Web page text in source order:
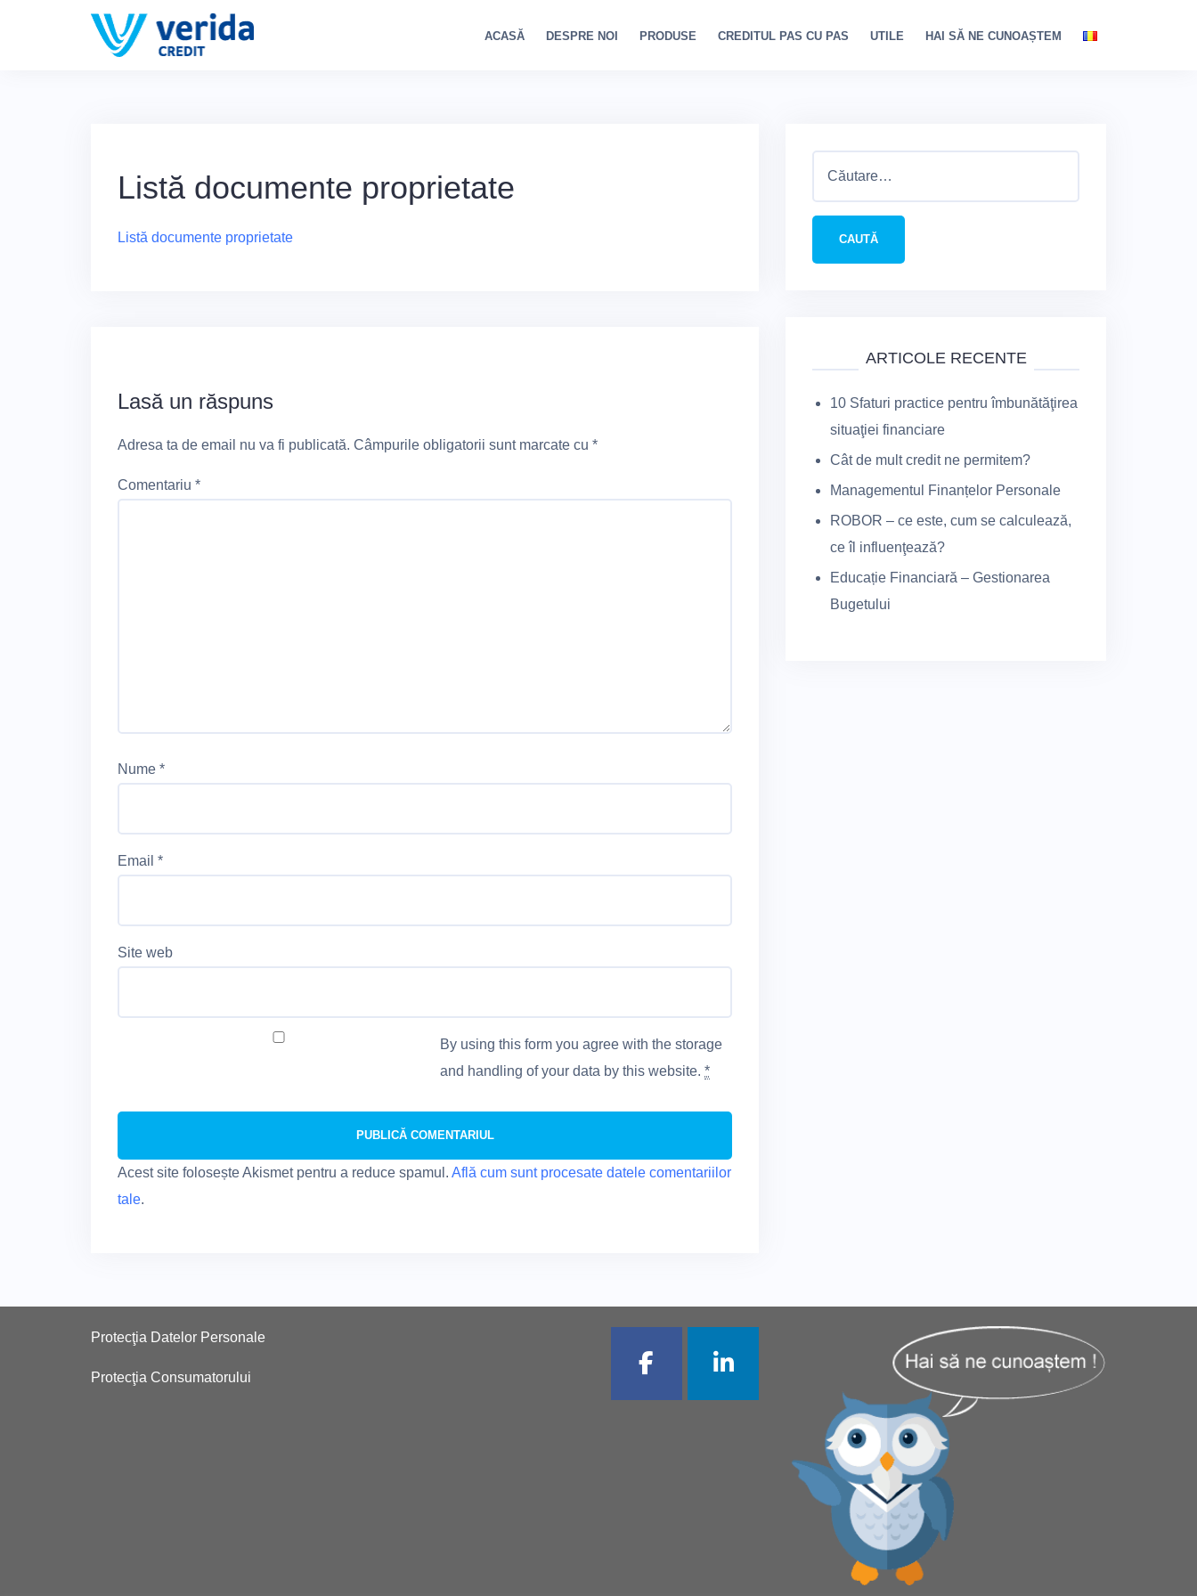
ACASĂ DESPRE NOI PRODUSE CREDITUL PAS CU PAS UTILE HAI SĂ NE CUNOAȘTEM
Listă documente proprietate
Listă documente proprietate
Lasă un răspuns
Adresa ta de email nu va fi publicată. Câmpurile obligatorii sunt marcate cu *
Comentariu *
Nume *
Email *
Site web
By using this form you agree with the storage
and handling of your data by this website.*
Acest site folosește Akismet pentru a reduce spamul. Află cum sunt procesate datele comentariilor
tale.
ARTICOLE RECENTE
10 Sfaturi practice pentru îmbunătăţirea
situaţiei financiare
Cât de mult credit ne permitem?
Managementul Finanțelor Personale
ROBOR – ce este, cum se calculează,
ce îl influenţează?
Educație Financiară – Gestionarea
Bugetului
Protecţia Datelor Personale
Protecţia Consumatorului